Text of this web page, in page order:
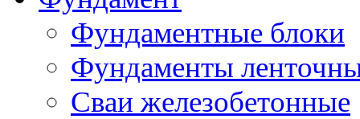
Фундаментные блоки
Фундаменты
Сваи железобетонные